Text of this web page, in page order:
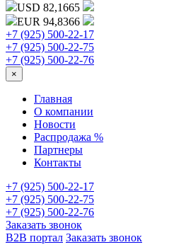
USD 82,1665
EUR 94,8366
+7 (925) 500-22-17
+7 (925) 500-22-75
+7 (925) 500-22-76
×
Главная
О компании
Новости
Распродажа %
Партнеры
Контакты
+7 (925) 500-22-17
+7 (925) 500-22-75
+7 (925) 500-22-76
Заказать звонок
B2B портал Заказать звонок